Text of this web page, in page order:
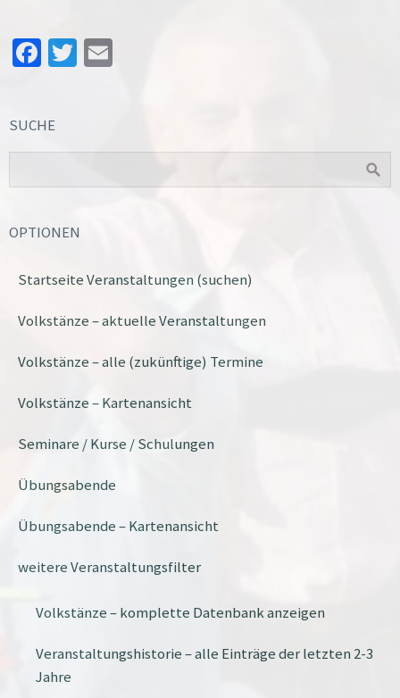
Facebook
Twitter
SUCHE
OPTIONEN
Startseite Veranstaltungen (suchen)
Volkstänze – aktuelle Veranstaltungen
Volkstänze – alle (zukünftige) Termine
Volkstänze – Kartenansicht
Seminare / Kurse / Schulungen
Übungsabende
Übungsabende – Kartenansicht
weitere Veranstaltungsfilter
Volkstänze – komplette Datenbank anzeigen
Veranstaltungshistorie – alle Einträge der letzten 2-3
Jahre